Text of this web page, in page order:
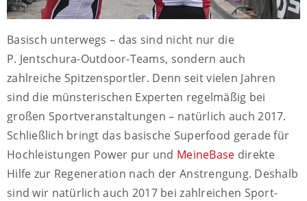
Basisch unterwegs – das sind nicht nur die
P. Jentschura-Outdoor-Teams, sondern auch
zahlreiche Spitzensportler. Denn seit vielen Jahren
sind die münsterischen Experten regelmäßig bei
großen Sportveranstaltungen – natürlich auch 2017.
Schließlich bringt das basische Superfood gerade für
Hochleistungen Power pur und MeineBase direkte
Hilfe zur Regeneration nach der Anstrengung. Deshalb
sind wir natürlich auch 2017 bei zahlreichen Sport-